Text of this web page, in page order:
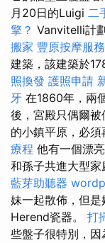
月20日的Luigi 二
擎？ Vanvitelli計
搬家 豐原按摩服
建築，該建築於
照換發 護照申請
牙 在1860年，兩
後，宮殿只偶爾
的小鎮平原，必須
療程 他有一個漂
和孫子共進大型家
藍芽助聽器
妹一起散佈，但
Herend瓷器。 打
些盤子很特別，